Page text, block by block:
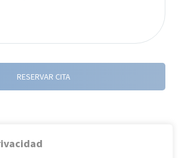
RESERVAR CITA